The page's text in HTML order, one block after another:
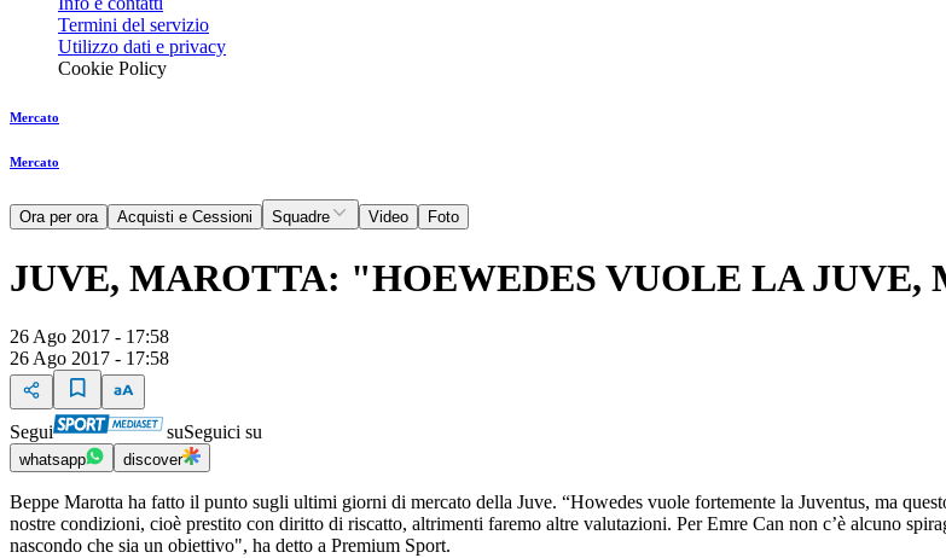
Termini del servizio
Utilizzo dati e privacy
Cookie Policy
Mercato
Mercato
Ora per ora Acquisti e Cessioni Squadre Video Foto
JUVE, MAROTTA: "HOEWEDES VUOLE LA JUVE,
26 Ago 2017 - 17:58
26 Ago 2017 - 17:58
Segui suSeguici su
whatsapp discover
Beppe Marotta ha fatto il punto sugli ultimi giorni di mercato della Juve. “Howedes vuole fortemente la Juventus, ma
nostre condizioni, cioè prestito con diritto di riscatto, altrimenti faremo altre valutazioni. Per Emre Can non c’è alcuno
nascondo che sia un obiettivo", ha detto a Premium Sport.